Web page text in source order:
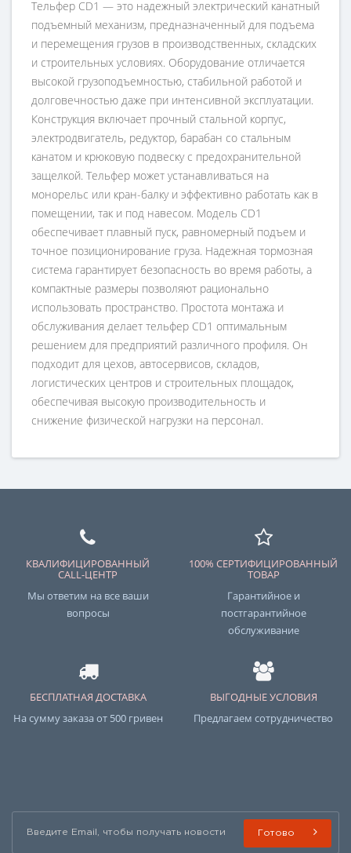
Тельфер CD1 — это надежный электрический канатный
подъемный механизм, предназначенный для подъема
и перемещения грузов в производственных, складских
и строительных условиях. Оборудование отличается
высокой грузоподъемностью, стабильной работой и
долговечностью даже при интенсивной эксплуатации.
Конструкция включает прочный стальной корпус,
электродвигатель, редуктор, барабан со стальным
канатом и крюковую подвеску с предохранительной
защелкой. Тельфер может устанавливаться на
монорельс или кран-балку и эффективно работать как в
помещении, так и под навесом. Модель CD1
обеспечивает плавный пуск, равномерный подъем и
точное позиционирование груза. Надежная тормозная
система гарантирует безопасность во время работы, а
компактные размеры позволяют рационально
использовать пространство. Простота монтажа и
обслуживания делает тельфер CD1 оптимальным
решением для предприятий различного профиля. Он
подходит для цехов, автосервисов, складов,
логистических центров и строительных площадок,
обеспечивая высокую производительность и
снижение физической нагрузки на персонал.
КВАЛИФИЦИРОВАННЫЙ
CALL-ЦЕНТР
Мы ответим на все ваши
вопросы
100% СЕРТИФИЦИРОВАННЫЙ
ТОВАР
Гарантийное и
постгарантийное
обслуживание
БЕСПЛАТНАЯ ДОСТАВКА
На сумму заказа от 500 гривен
ВЫГОДНЫЕ УСЛОВИЯ
Предлагаем сотрудничество
Готово